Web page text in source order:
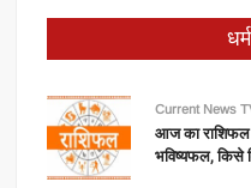
Current News
आज का
भविष्यफल, किसे